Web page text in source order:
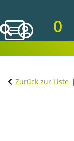
0
Zurück zur Liste